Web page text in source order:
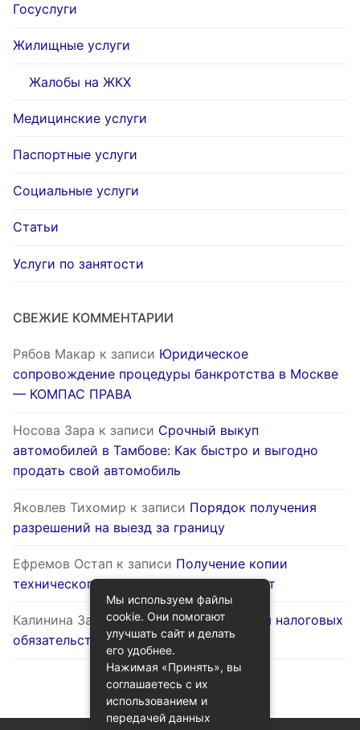
Госуслуги
Жилищные услуги
Жалобы на ЖКХ
Медицинские услуги
Паспортные услуги
Социальные услуги
Статьи
Услуги по занятости
СВЕЖИЕ КОММЕНТАРИИ
Рябов Макар к записи Юридическое
сопровождение процедуры банкротства в Москве
— КОМПАС ПРАВА
Носова Зара к записи Срочный выкуп
автомобилей в Тамбове: Как быстро и выгодно
продать свой автомобиль
Яковлев Тихомир к записи Порядок получения
разрешений на выезд за границу
Ефремов Остап к записи Получение копии
технического паспорта на жилой объект
Калинина Залинак записиОптимизация налоговых
обязательств через госуслуги
Мы используем файлы
cookie. Они помогают
улучшать сайт и делать
его удобнее.
Нажимая «Принять», вы
соглашаетесь с их
использованием и
передачей данных